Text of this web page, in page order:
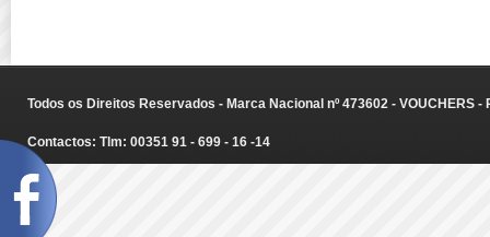
Todos os Direitos Reservados - Marca Nacional nº 473602 - VOUCHERS
Contactos: Tlm: 00351 91 - 699 - 16 -14